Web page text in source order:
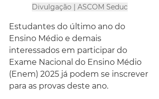
Divulgação | ASCOM Seduc
Estudantes do último ano do
Ensino Médio e demais
interessados em participar do
Exame Nacional do Ensino Médio
(Enem) 2025 já podem se inscrever
para as provas deste ano.